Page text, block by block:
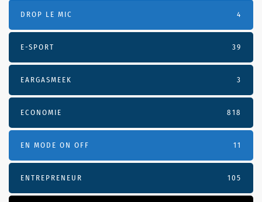
DROP LE MIC 4
E-SPORT 39
EARGASMEEK 3
ECONOMIE 818
EN MODE ON OFF 11
ENTREPRENEUR 105